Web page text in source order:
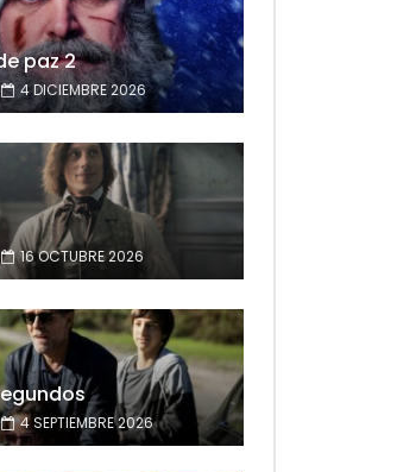
paz 2
4 DICIEMBRE 2026
16 OCTUBRE 2026
4 SEPTIEMBRE 2026